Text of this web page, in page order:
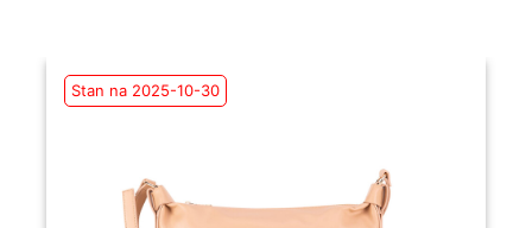
Stan na 2025-10-30